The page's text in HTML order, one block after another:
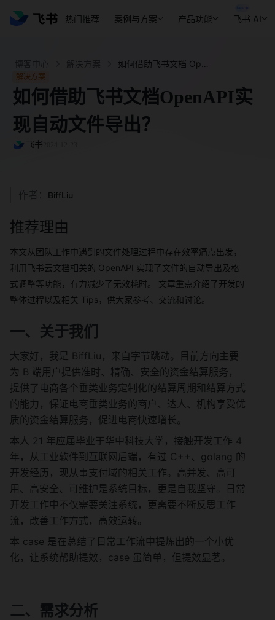
热门推荐 案例与方案 产品功能 飞书 AI
解决方案
如何借助飞书文档OpenAPI实
现自动文件导出？
飞书
作者： BiffLiu
推荐理由
本文从团队工作中遇到的文件处理过程中存在效率痛点出发，
利用飞书云文档相关的 OpenAPI 实现了文件的自动导出及格
式调整等功能，有力减少了无效耗时。 文章重点介绍了开发的
整体过程以及相关 Tips，供大家参考、交流和讨论。
一、关于我们
大家好，我是 BiffLiu，来自字节跳动。目前方向主要
为 B 端用户提供准时、精确、安全的资金结算服务，
提供了电商各个垂类业务定制化的结算周期和结算方式
的能力，保证电商垂类业务的商户、达人、机构享受优
质的资金结算服务，促进电商快速增长。
本人 21 年应届毕业于华中科技大学，接触开发工作 4
年，从工业软件到互联网后端，有过 C++、golang 的
开发经历，现从事支付域的相关工作。高并发、高可
用、高安全、可维护是系统目标，更是自我坚守。日常
开发工作中不仅需要关注系统，更需要不断反思工作
流，改善工作方式，高效运转。
本 case 是在总结了日常工作流中提炼出的一个小优
化，让系统帮助提效，case 虽简单，但提效显著。
二、需求分析